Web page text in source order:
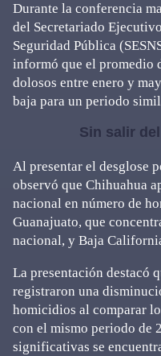
Durante la conferencia
del Secretariado
Seguridad Pública
informó que el promedio
dolosos entre enero y
baja para un periodo
Sin salir
Al presentar el desglose
observó que Chihuahua
nacional en número de
Guanajuato, que
nacional, y Baja
La presentación destacó
registraron una
homicidios al comparar
con el mismo periodo de
significativas se